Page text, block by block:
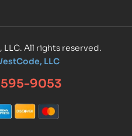
LLC. All rights reserved.
LLC
595-9053